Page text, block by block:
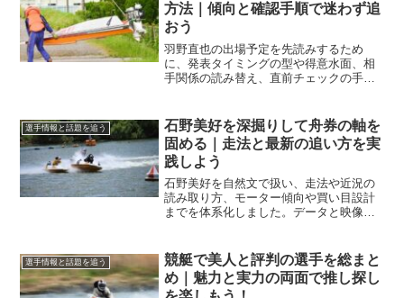
方法｜傾向と確認手順で迷わず追
おう
羽野直也の出場予定を先読みするため
に、発表タイミングの型や得意水面、相
手関係の読み替え、直前チェックの手順
す。
選手情報と話題を追う
石野美好を深掘りして舟券の軸を
固める｜走法と最新の追い方を実
践しよう
石野美好を自然文で扱い、走法や近況の
読み取り方、モーター傾向や買い目設計
までを体系化しました。データと映像の
選手情報と話題を追う
競艇で美人と評判の選手を総まと
め｜魅力と実力の両面で推し探し